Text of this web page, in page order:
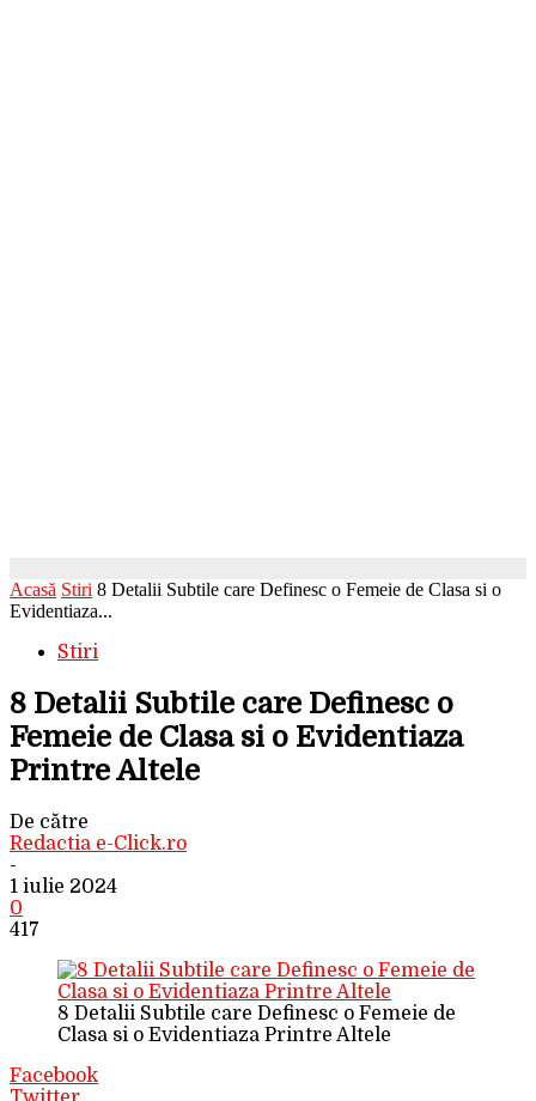
Acasă Stiri 8 Detalii Subtile care Definesc o Femeie de Clasa si o
Evidentiaza...
Stiri
8 Detalii Subtile care Definesc o
Femeie de Clasa si o Evidentiaza
Printre Altele
De către
Redactia e-Click.ro
-
1 iulie 2024
0
417
8 Detalii Subtile care Definesc o Femeie de
Clasa si o Evidentiaza Printre Altele
Facebook